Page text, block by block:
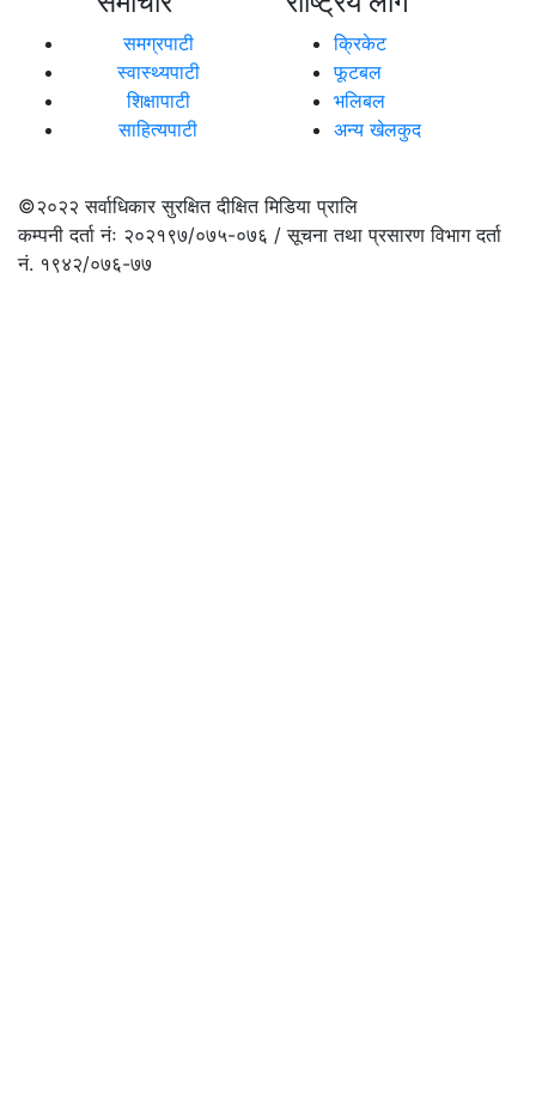
समग्रपाटी
स्वास्थ्यपाटी
शिक्षापाटी
साहित्यपाटी
क्रिकेट
फूटबल
भलिबल
अन्य खेलकुद
©२०२२सर्वाधिकार सुरक्षित दीक्षित मिडिया प्रालि
कम्पनी दर्ता नंः २०२१९७/०७५-०७६ / सूचना तथा प्रसारण विभाग दर्ता
नं. १९४२/०७६-७७